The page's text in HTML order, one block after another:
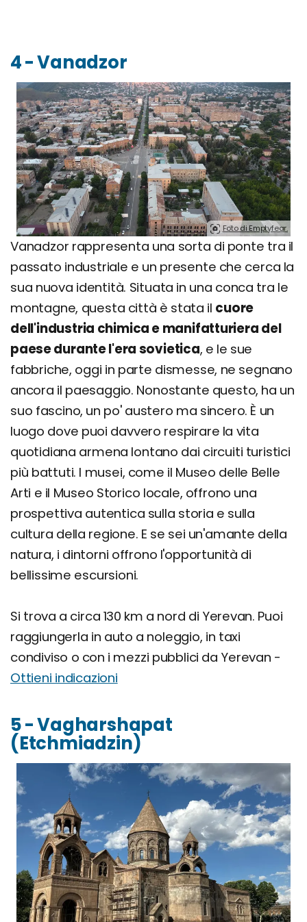
4 - Vanadzor
Foto di Emptyfear.
Vanadzor rappresenta una sorta di ponte tra il
passato industriale e un presente che cerca la
sua nuova identità. Situata in una conca tra le
montagne, questa città è stata il cuore
dell'industria chimica e manifatturiera del
paese durante l'era sovietica, e le sue
fabbriche, oggi in parte dismesse, ne segnano
ancora il paesaggio. Nonostante questo, ha un
suo fascino, un po' austero ma sincero. È un
luogo dove puoi davvero respirare la vita
quotidiana armena lontano dai circuiti turistici
più battuti. I musei, come il Museo delle Belle
Arti e il Museo Storico locale, offrono una
prospettiva autentica sulla storia e sulla
cultura della regione. E se sei un'amante della
natura, i dintorni offrono l'opportunità di
bellissime escursioni.
Si trova a circa 130 km a nord di Yerevan. Puoi
raggiungerla in auto a noleggio, in taxi
condiviso o con i mezzi pubblici da Yerevan -
Ottieni indicazioni
5 - Vagharshapat
(Etchmiadzin)